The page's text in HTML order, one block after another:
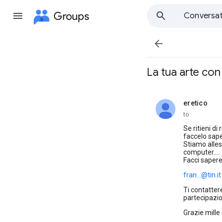
Groups

La tua arte
eretico
unread,
to
Se ritieni di
faccelo
Stiamo
computer....
Facci
fran...@tin.it
Ti
Grazie mille